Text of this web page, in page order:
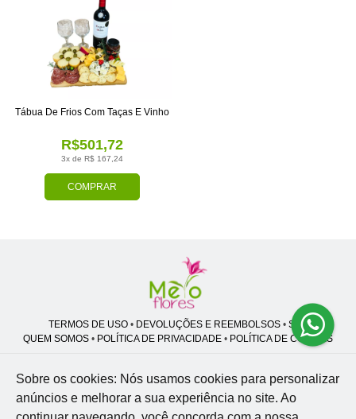
COMPRAR
3x de R$ 167,24
R$501,72
Tábua De Frios Com Taças E Vinho
TERMOS DE USO• DEVOLUÇÕES E REEMBOLSOS• SAC
QUEM SOMOS • POLÍTICA DE PRIVACIDADE • POLÍTICA DE COOKIES
Melo Flores | CNPJ: 27.662.413/0001-98
Sobre os cookies: Nós usamos cookies para personalizar
anúncios e melhorar a sua experiência no site. Ao